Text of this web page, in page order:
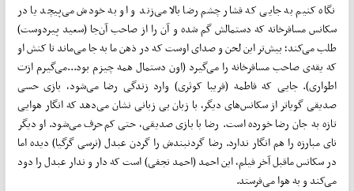
نگاه کنیم به جایی که فشار چشم رضا بالا می­‌زند و او به خودش می‌­پیچد یا در
سکانس مسافرخانه که دستمالش گم شده و آن را از صاحب آن‌­جا (سعید پیردوست)
طلب می‌­کند؛ بیش‌­تر این لحن و صدای اوست که در ذهن ما به جا می­‌ماند تا کنش او
که یقه‌ی صاحب مسافرخانه را می­‌گیرد (اون دستمال همه چیزم بود...می‌گیرم ازت
اطواری). جایی که فاطمه (فریبا کوثری) وارد زندگی رضا می‌­شود، بازی حسی
صدیقی گویاتر از سکانس‌­های دیگر، با زبان بی زبانی نشان می­‌دهد که انگار هوایی
تازه به جان رضا خورده است. رضا با بازی صدیقی، حتی کم‌­حرف می‌­شود. او دیگر
نای مبارزه را هم انگار ندارد. رضا گردنبندش را گردن عبدل (نرسی گرگیا) دیده اما
در سکانس ماقبل آخر فیلم، این احمد (احمد نجفی) است که دار و ندار عبدل را دود
می‌­کند و به هوا می‌­فرستد.